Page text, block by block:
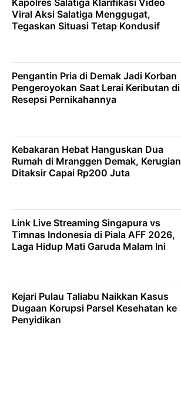
Kapolres Salatiga Klarifikasi Video
Viral Aksi Salatiga Menggugat,
Tegaskan Situasi Tetap Kondusif
Pengantin Pria di Demak Jadi Korban
Pengeroyokan Saat Lerai Keributan di
Resepsi Pernikahannya
Kebakaran Hebat Hanguskan Dua
Rumah di Mranggen Demak, Kerugian
Ditaksir Capai Rp200 Juta
Link Live Streaming Singapura vs
Timnas Indonesia di Piala AFF 2026,
Laga Hidup Mati Garuda Malam Ini
Kejari Pulau Taliabu Naikkan Kasus
Dugaan Korupsi Parsel Kesehatan ke
Penyidikan